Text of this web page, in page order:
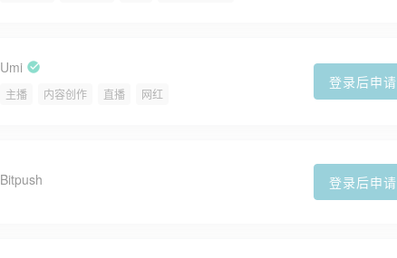
Umi
主播 内容创作 直播 网红
登录后申请
Bitpush 登录后申请